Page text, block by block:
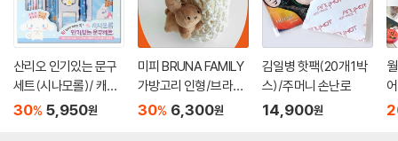
산리오 인기있는 문구
세트(시나모롤)/ 캐릭
터 학...
30% 5,950원
미피 BRUNA FAMILY
가방고리 인형/브라운
화이트...
30% 6,300원
김일병 핫팩(20개 1박
스)/주머니 손난로
14,900원